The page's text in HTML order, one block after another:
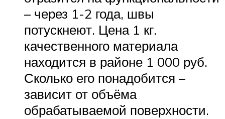
– через 1-2 года, швы
потускнеют. Цена 1 кг.
качественного материала
находится в районе 1 000 руб.
Сколько его понадобится –
зависит от объёма
обрабатываемой поверхности.